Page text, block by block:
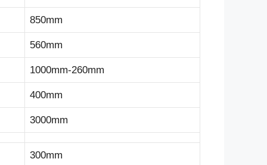
850mm
560mm
1000mm-260mm
400mm
3000mm
300mm